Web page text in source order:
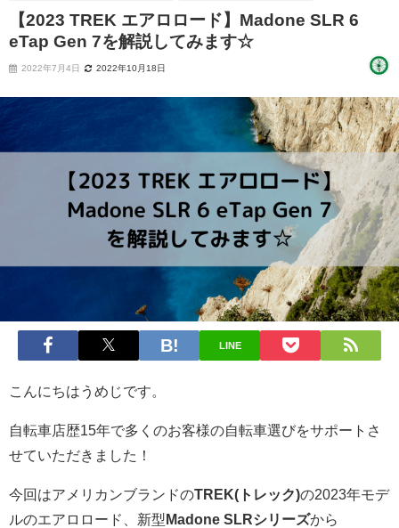
【2023 TREK エアロロード】Madone SLR 6
eTap Gen 7を解説してみます☆
2022年7月4日 2022年10月18日
LINE
こんにちはうめじです。
自転車店歴15年で多くのお客様の自転車選びをサポートさ
せていただきました！
今回はアメリカンブランドのTREK(トレック)の2023年モデ
ルのエアロロード、新型 Madone SLRシリーズから